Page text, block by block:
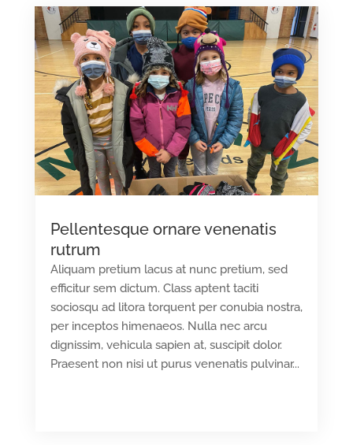
Pellentesque ornare venenatis
rutrum
Aliquam pretium lacus at nunc pretium, sed
efficitur sem dictum. Class aptent taciti
sociosqu ad litora torquent per conubia nostra,
per inceptos himenaeos. Nulla nec arcu
dignissim, vehicula sapien at, suscipit dolor.
Praesent non nisi ut purus venenatis pulvinar...